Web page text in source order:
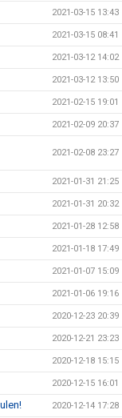
2021-03-15 13:43
2021-03-15 08:41
2021-03-12 14:02
2021-03-12 13:50
2021-02-15 19:01
2021-02-09 20:37
2021-02-08 23:27
2021-01-31 21:25
2021-01-31 20:32
2021-01-28 12:58
2021-01-18 17:49
2021-01-07 15:09
2021-01-06 19:16
2020-12-23 20:39
2020-12-21 23:23
2020-12-18 15:15
2020-12-15 16:01
2020-12-14 17:28